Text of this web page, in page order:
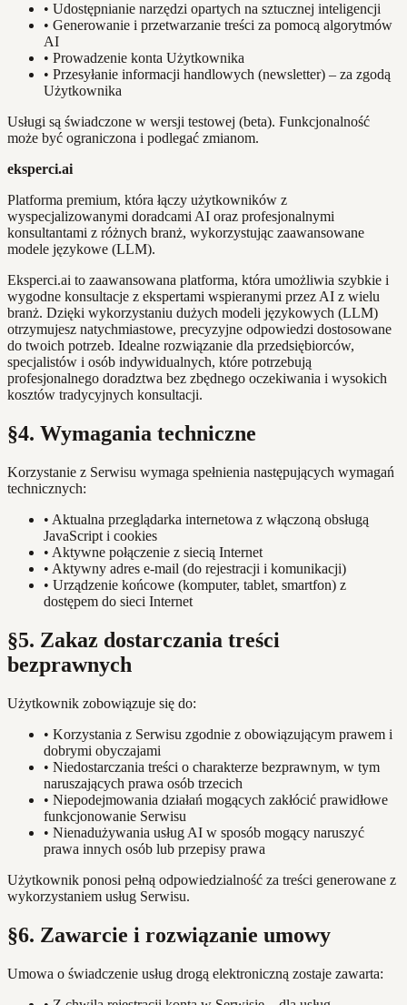
• Udostępnianie narzędzi opartych na sztucznej inteligencji
• Generowanie i przetwarzanie treści za pomocą algorytmów
AI
• Prowadzenie konta Użytkownika
• Przesyłanie informacji handlowych (newsletter) – za zgodą
Użytkownika
Usługi są świadczone w wersji testowej (beta). Funkcjonalność
może być ograniczona i podlegać zmianom.
eksperci.ai
Platforma premium, która łączy użytkowników z
wyspecjalizowanymi doradcami AI oraz profesjonalnymi
konsultantami z różnych branż, wykorzystując zaawansowane
modele językowe (LLM).
Eksperci.ai to zaawansowana platforma, która umożliwia szybkie i
wygodne konsultacje z ekspertami wspieranymi przez AI z wielu
branż. Dzięki wykorzystaniu dużych modeli językowych (LLM)
otrzymujesz natychmiastowe, precyzyjne odpowiedzi dostosowane
do twoich potrzeb. Idealne rozwiązanie dla przedsiębiorców,
specjalistów i osób indywidualnych, które potrzebują
profesjonalnego doradztwa bez zbędnego oczekiwania i wysokich
kosztów tradycyjnych konsultacji.
§4. Wymagania techniczne
Korzystanie z Serwisu wymaga spełnienia następujących wymagań
technicznych:
• Aktualna przeglądarka internetowa z włączoną obsługą
JavaScript i cookies
• Aktywne połączenie z siecią Internet
• Aktywny adres e-mail (do rejestracji i komunikacji)
• Urządzenie końcowe (komputer, tablet, smartfon) z
dostępem do sieci Internet
§5. Zakaz dostarczania treści
bezprawnych
Użytkownik zobowiązuje się do:
• Korzystania z Serwisu zgodnie z obowiązującym prawem i
dobrymi obyczajami
• Niedostarczania treści o charakterze bezprawnym, w tym
naruszających prawa osób trzecich
• Niepodejmowania działań mogących zakłócić prawidłowe
funkcjonowanie Serwisu
• Nienadużywania usług AI w sposób mogący naruszyć
prawa innych osób lub przepisy prawa
Użytkownik ponosi pełną odpowiedzialność za treści generowane z
wykorzystaniem usług Serwisu.
§6. Zawarcie i rozwiązanie umowy
Umowa o świadczenie usług drogą elektroniczną zostaje zawarta: